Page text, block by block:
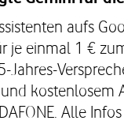
aufs
je einmal 1 €
Jahres-
kostenlosem
Alle